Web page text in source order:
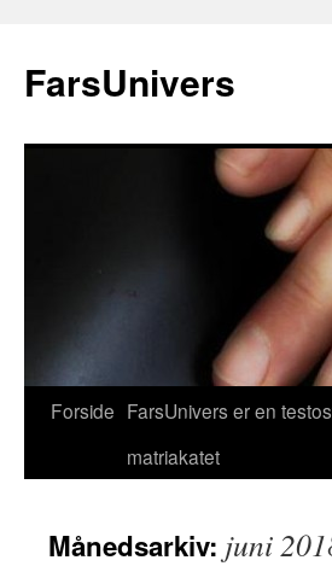
FarsUnivers
Forside FarsUnivers er en
matriakatet
Månedsarkiv: juni